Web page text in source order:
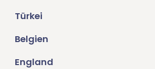
Türkei
Belgien
England